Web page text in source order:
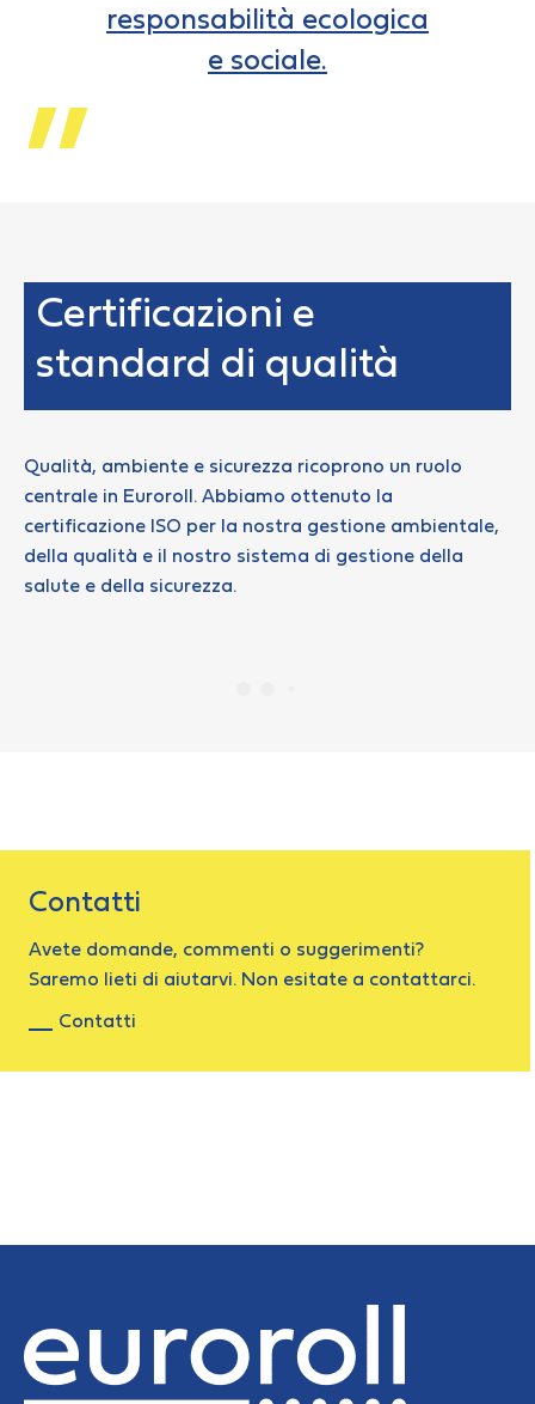
responsabilità ecologica
e sociale.
Certificazioni e
standard di qualità
Qualità, ambiente e sicurezza ricoprono un ruolo
centrale in Euroroll. Abbiamo ottenuto la
certificazione ISO per la nostra gestione ambientale,
della qualità e il nostro sistema di gestione della
salute e della sicurezza.
Contatti
Avete domande, commenti o suggerimenti?
Saremo lieti di aiutarvi. Non esitate a contattarci.
Contatti